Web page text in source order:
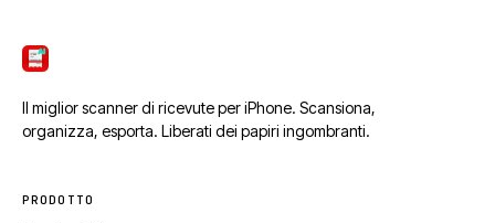
Il miglior scanner di ricevute per iPhone. Scansiona,
organizza, esporta. Liberati dei papiri ingombranti.
PRODOTTO